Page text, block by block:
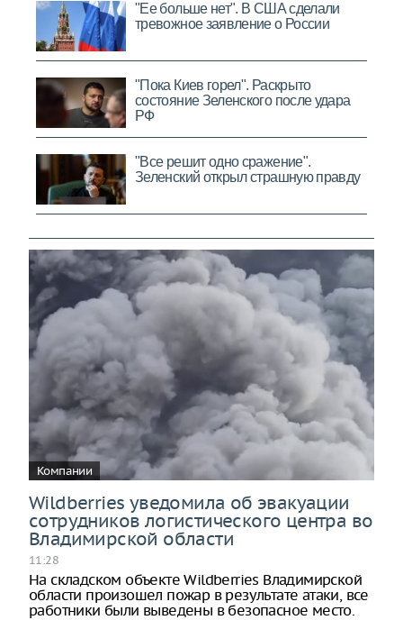
Компании
Wildberries уведомила об эвакуации
сотрудников логистического центра во
Владимирской области
11:28
На складском объекте Wildberries Владимирской
области произошел пожар в результате атаки, все
работники были выведены в безопасное место.